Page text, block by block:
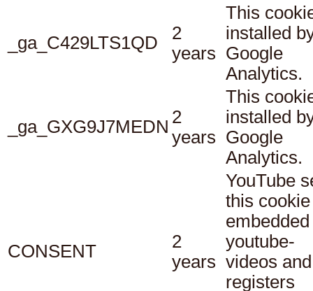
_ga_C429LTS1QD
2
years
This
installed
Google
Analytics.
_ga_GXG9J7MEDN 2
years
This
installed
Google
Analytics.
CONSENT
2
years
YouTube
this
embedded
youtube-
videos and
registers